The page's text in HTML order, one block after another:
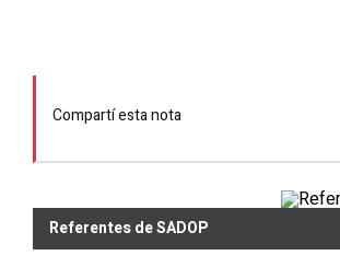
Compartí esta nota
Referentes de SADOP